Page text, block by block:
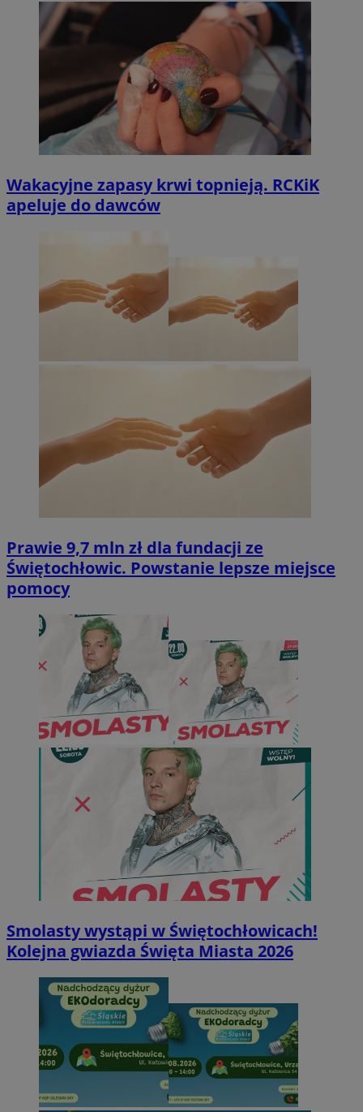
Wakacyjne zapasy krwi topnieją. RCKiK
apeluje do dawców
Prawie 9,7 mln zł dla fundacji ze
Świętochłowic. Powstanie lepsze miejsce
pomocy
Smolasty wystąpi w Świętochłowicach!
Kolejna gwiazda Święta Miasta 2026